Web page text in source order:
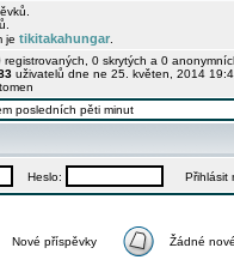
je tikitakahungar
registrovaných, 0 skrytých a 0
uživatelů dne ne 25. květen, 2014
posledních pěti minut
Heslo: Přihlásit
Nové příspěvky Žádné